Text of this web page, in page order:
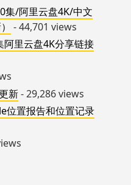
集/阿里云盘4K/中文
- 44,701 views
阿里云盘4K分享链接
新- 29,286 views
置报告和位置记录